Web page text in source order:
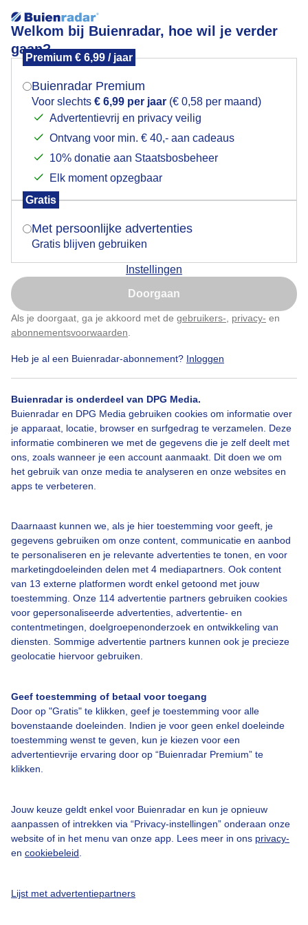
Welkom bij Buienradar, hoe wil je verder
gaan?
Premium € 6,99 / jaar
Buienradar Premium
Voor slechts € 6,99 per jaar (€ 0,58 per maand)
Advertentievrij en privacy veilig
Ontvang voor min. € 40,- aan cadeaus
10% donatie aan Staatsbosbeheer
Elk moment opzegbaar
Gratis
Met persoonlijke advertenties
Gratis blijven gebruiken
Instellingen
Doorgaan
Als je doorgaat, ga je akkoord met de gebruikers- privacy- en
abonnementsvoorwaarden
Heb je al een Buienradar-abonnement? Inloggen
Buienradar is onderdeel van DPG Media.
Buienradar en DPG Media gebruiken cookies om informatie over
je apparaat, locatie, browser en surfgedrag te verzamelen. Deze
informatie combineren we met de gegevens die je zelf deelt met
ons, zoals wanneer je een account aanmaakt. Dit doen we om
het gebruik van onze media te analyseren en onze websites en
apps te verbeteren.
Daarnaast kunnen we, als je hier toestemming voor geeft, je
gegevens gebruiken om onze content, communicatie en aanbod
te personaliseren en je relevante advertenties te tonen, en voor
marketingdoeleinden delen met 4 mediapartners. Ook content
van 13 externe platformen wordt enkel getoond met jouw
toestemming. Onze 114 advertentie partners gebruiken cookies
voor gepersonaliseerde advertenties, advertentie- en
contentmetingen, doelgroepenonderzoek en ontwikkeling van
diensten. Sommige advertentie partners kunnen ook je precieze
geolocatie hiervoor gebruiken.
Geef toestemming of betaal voor toegang
Door op "Gratis" te klikken, geef je toestemming voor alle
bovenstaande doeleinden. Indien je voor geen enkel doeleinde
toestemming wenst te geven, kun je kiezen voor een
advertentievrije ervaring door op “Buienradar Premium” te
klikken.
Jouw keuze geldt enkel voor Buienradar en kun je opnieuw
aanpassen of intrekken via “Privacy-instellingen” onderaan onze
website of in het menu van onze app. Lees meer in ons privacy-
en cookiebeleid
Lijst met advertentiepartners
In de regen!
Door: Nely V Frankenhuijzen Gemaakt: 18-05-2026, 65x bekeken
Een moment geduld aub...
Over Buienradar
Bedrijfsgegevens
Veelgestelde vragen
Contact
Gebruikersvoorwaarden
Adverteren
Buienradar Team
Privacy beleid
Privacy instellingen
Gratis weerdata
Buienradar
Mogen we je locatie gebruiken voor het
Indien je hier nog geen akkoord op hebt gegeven,
verschijnt er zo een pop-up uit je browser waarin
Is goed, toon de popup
Nu niet, misschien later
Klik hierom dit aan te passen